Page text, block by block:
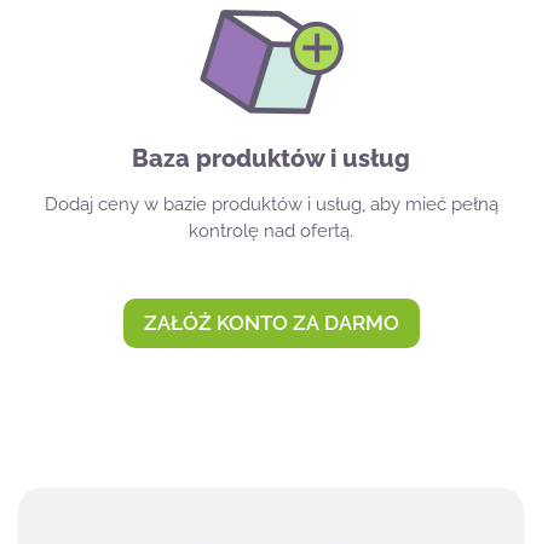
Baza produktów i usług
Dodaj ceny w bazie produktów i usług, aby mieć pełną
kontrolę nad ofertą.
ZAŁÓŻ KONTO ZA DARMO